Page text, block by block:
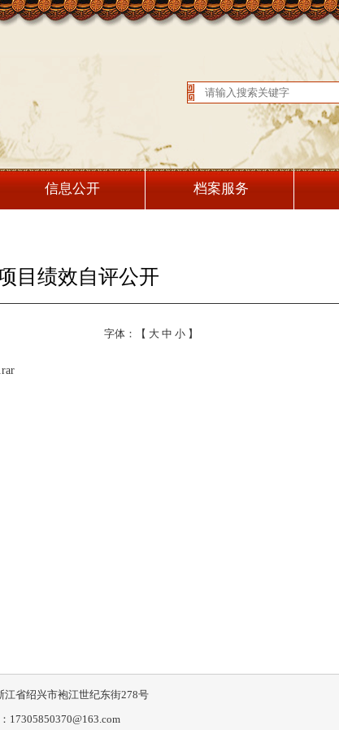
信息公开 档案服务
目绩效自评公开
字体：【 大 中 小 】
省绍兴市袍江世纪东街278号
17305850370@163.com